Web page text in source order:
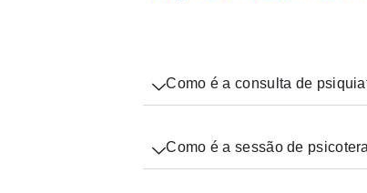
Como é a consulta de
Como é a sessão de